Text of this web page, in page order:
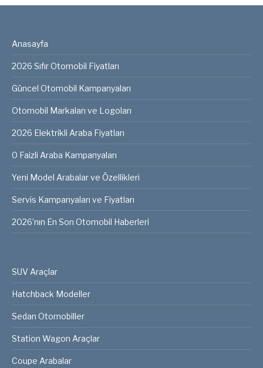
Anasayfa
2026 Sıfır Otomobil Fiyatları
Güncel Otomobil Kampanyaları
Otomobil Markaları ve Logoları
2026 Elektrikli Araba Fiyatları
0 Faizli Araba Kampanyaları
Yeni Model Arabalar ve Özellikleri
Servis Kampanyaları ve Fiyatları
2026’nın En Son Otomobil Haberleri
SUV Araçlar
Hatchback Modeller
Sedan Otomobiller
Station Wagon Araçlar
Coupe Arabalar